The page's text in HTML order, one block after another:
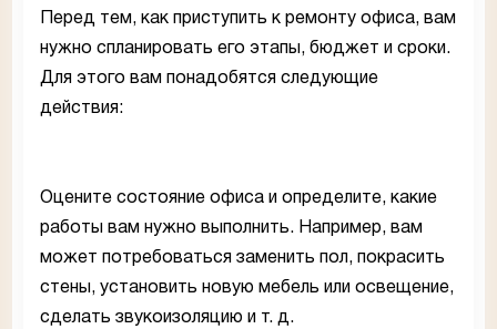
Перед тем, как приступить к ремонту офиса, вам
нужно спланировать его этапы, бюджет и сроки.
Для этого вам понадобятся следующие
действия:
Оцените состояние офиса и определите, какие
работы вам нужно выполнить. Например, вам
может потребоваться заменить пол, покрасить
стены, установить новую мебель или освещение,
сделать звукоизоляцию и т. д.